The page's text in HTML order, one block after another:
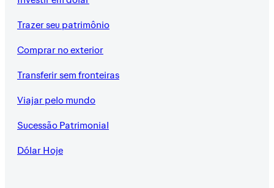
Trazer seu patrimônio
Comprar no exterior
Transferir sem fronteiras
Viajar pelo mundo
Sucessão Patrimonial
Dólar Hoje